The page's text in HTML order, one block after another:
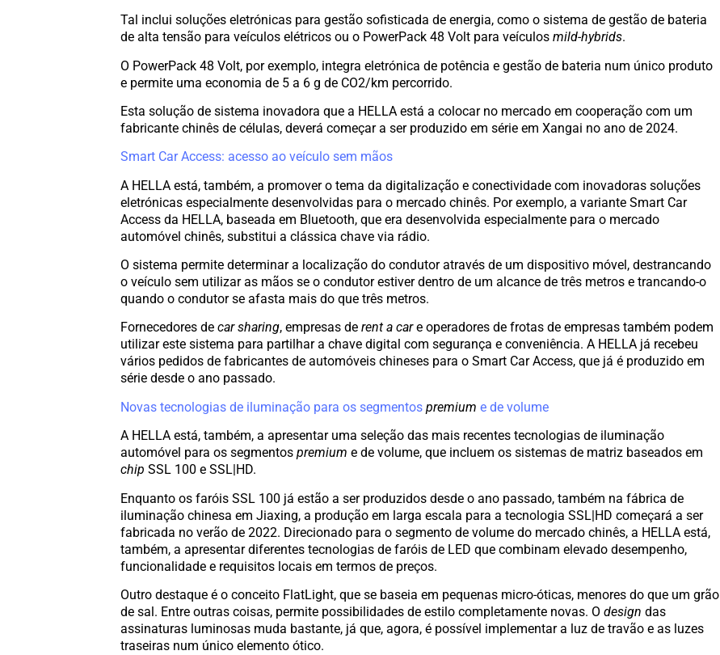
Tal inclui soluções eletrónicas para gestão sofisticada de energia, como o sistema de gestão de bateria
de alta tensão para veículos elétricos ou o PowerPack 48 Volt para veículosmild-hybrids.
O PowerPack 48 Volt, por exemplo, integra eletrónica de potência e gestão de bateria num único produto
e permite uma economia de 5 a 6 g de CO2/km percorrido.
Esta solução de sistema inovadora que a HELLA está a colocar no mercado em cooperação com um
fabricante chinês de células, deverá começar a ser produzido em série em Xangai no ano de 2024.
Smart Car Access: acesso ao veículo sem mãos
A HELLA está, também, a promover o tema da digitalização e conectividade com inovadoras soluções
eletrónicas especialmente desenvolvidas para o mercado chinês. Por exemplo, a variante Smart Car
Access da HELLA, baseada em Bluetooth, que era desenvolvida especialmente para o mercado
automóvel chinês, substitui a clássica chave via rádio.
O sistema permite determinar a localização do condutor através de um dispositivo móvel, destrancando
o veículo sem utilizar as mãos se o condutor estiver dentro de um alcance de três metros e trancando-o
quando o condutor se afasta mais do que três metros.
Fornecedores de car sharing, empresas derent a care operadores de frotas de empresas também podem
utilizar este sistema para partilhar a chave digital com segurança e conveniência. A HELLA já recebeu
vários pedidos de fabricantes de automóveis chineses para o Smart Car Access, que já é produzido em
série desde o ano passado.
Novas tecnologias de iluminação para os segmentospremium e de volume
A HELLA está, também, a apresentar uma seleção das mais recentes tecnologias de iluminação
automóvel para os segmentos premium e de volume, que incluem os sistemas de matriz baseados em
chip SSL 100 e SSL|HD.
Enquanto os faróis SSL 100 já estão a ser produzidos desde o ano passado, também na fábrica de
iluminação chinesa em Jiaxing, a produção em larga escala para a tecnologia SSL|HD começará a ser
fabricada no verão de 2022. Direcionado para o segmento de volume do mercado chinês, a HELLA está,
também, a apresentar diferentes tecnologias de faróis de LED que combinam elevado desempenho,
funcionalidade e requisitos locais em termos de preços.
Outro destaque é o conceito FlatLight, que se baseia em pequenas micro-óticas, menores do que um grão
de sal. Entre outras coisas, permite possibilidades de estilo completamente novas. Odesign das
assinaturas luminosas muda bastante, já que, agora, é possível implementar a luz de travão e as luzes
traseiras num único elemento ótico.